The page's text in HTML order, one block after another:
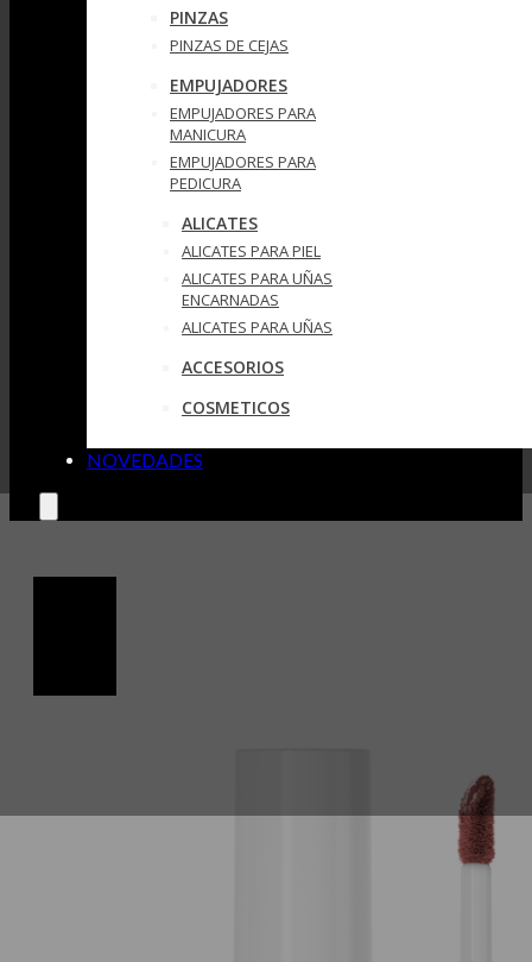
PINZAS
PINZAS DE CEJAS
EMPUJADORES
EMPUJADORES PARA
MANICURA
EMPUJADORES PARA
PEDICURA
ALICATES
ALICATES PARA PIEL
ALICATES PARA UÑAS
ENCARNADAS
ALICATES PARA UÑAS
ACCESORIOS
COSMETICOS
NOVEDADES